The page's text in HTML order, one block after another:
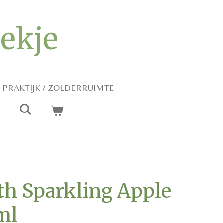
PRAKTIJK / ZOLDERRUIMTE
Sparkling Apple